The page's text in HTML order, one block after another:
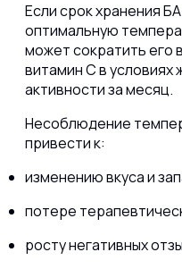
Если срок хранения
оптимальную
может сократить его
витамин С в условиях
активности за месяц.
Несоблюдение
привести к:
изменению вкуса и
потере
росту негативных